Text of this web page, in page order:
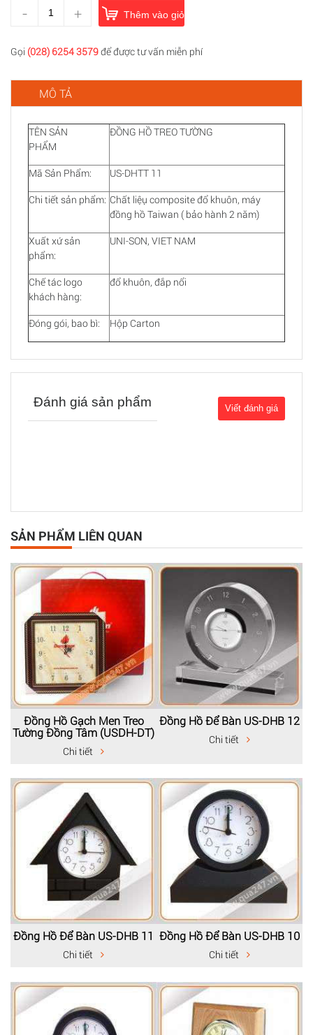
- + Thêm vào giỏ hàng
Gọi (028) 6254 3579để được tư vấn miễn phí
MÔ TẢ
TÊN SẢN
PHẨM
ĐỒNG HỒ TREO TƯỜNG
Mã Sản Phẩm:
US-DHTT 11
Chi tiết sản phẩm: Chất liệụ composite đổ khuôn, máy
đồng hồ Taiwan ( bảo hành 2 năm)
Xuất xứ sản
phẩm:
UNI-SON, VIET NAM
Chế tác logo
khách hàng:
đổ khuôn, đắp nổi
Đóng gói, bao bì: Hộp Carton
Đánh giá sản phẩm
SẢN PHẨM LIÊN QUAN
Đồng Hồ Gạch Men Treo
Tường Đồng Tâm (USDH-DT)
Chi tiết
Đồng Hồ Để Bàn US-DHB 12
Chi tiết
Đồng Hồ Để Bàn US-DHB 11
Chi tiết
Đồng Hồ Để Bàn US-DHB 10
Chi tiết